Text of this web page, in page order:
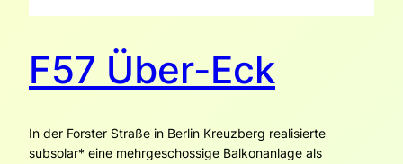
F57 Über-Eck
In der Forster Straße in Berlin Kreuzberg realisierte
subsolar* eine mehrgeschossige Balkonanlage als